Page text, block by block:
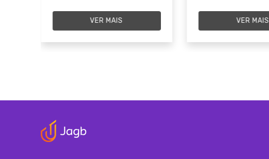
VER MAIS VER MAIS